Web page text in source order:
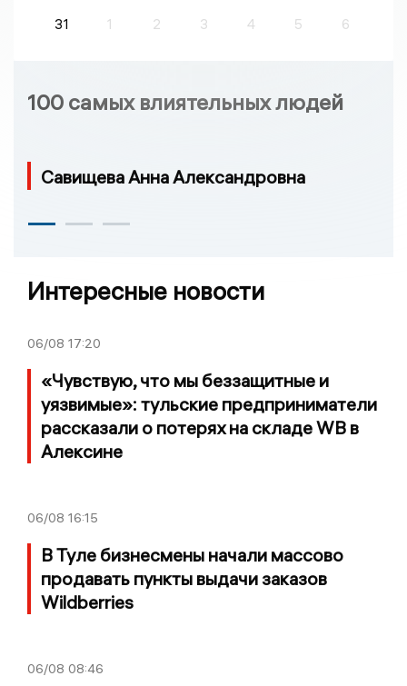
31
1 2 3 4 5 6
100 самых влиятельных людей
Савищева Анна Александровна
Интересные новости
06/08 17:20
«Чувствую, что мы беззащитные и
уязвимые»: тульские предприниматели
рассказали о потерях на складе WB в
Алексине
06/08 16:15
В Туле бизнесмены начали массово
продавать пункты выдачи заказов
Wildberries
06/08 08:46